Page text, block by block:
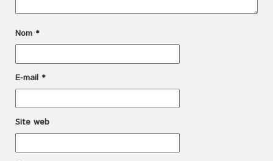
Nom *
E-mail *
Site web